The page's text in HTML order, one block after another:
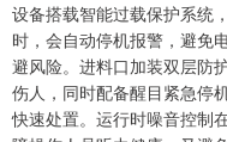
设备搭载智能过载保护系统
时，会自动停机报警，避免
避风险。进料口加装双层防
伤人，同时配备醒目紧急停
快速处置。运行时噪音控制